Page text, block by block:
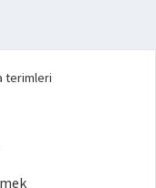
terimleri